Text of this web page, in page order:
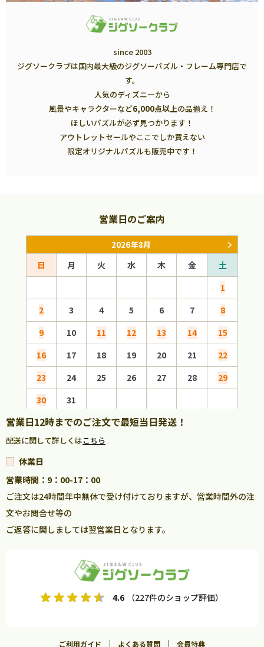
since 2003
ジグソークラブは国内最大級のジグソーパズル・フレーム専門店で
す。
人気のディズニーから
風景やキャラクターなど6,000点以上の品揃え！
ほしいパズルが必ず見つかります！
アウトレットセールやここでしか買えない
限定オリジナルパズルも販売中です！
営業日のご案内
2026年8月
日 月 火 水 木 金
土
1
2
3 4 5 6 7
8
9
10 11 12 13 14
15
16
17 18 19 20 21
22
23
24 25 26 27 28
29
30
31
営業日12時までのご注文で最短当日発送！
配送に関して詳しくはこちら
休業日
営業時間：9：00-17：00
ご注文は24時間年中無休で受け付けておりますが、営業時間外の注
文やお問合せ等の
ご返答に関しましては翌営業日となります。
4.6 （227件のショップ評価）
ご利用ガイド よくある質問 会員特典